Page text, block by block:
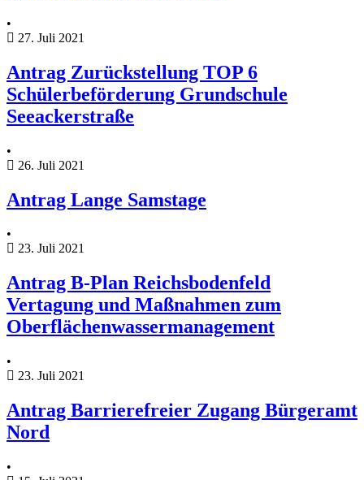
•
27. Juli 2021
Antrag Zurückstellung TOP 6
Schülerbeförderung Grundschule
Seeackerstraße
•
26. Juli 2021
Antrag Lange Samstage
•
23. Juli 2021
Antrag B-Plan Reichsbodenfeld
Vertagung und Maßnahmen zum
Oberflächenwassermanagement
•
23. Juli 2021
Antrag Barrierefreier Zugang Bürgeramt
Nord
•